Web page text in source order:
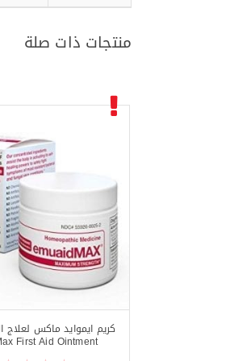
منتجات ذات صلة
كريم ايموايد ماكس لعلاج
First Aid Ointment